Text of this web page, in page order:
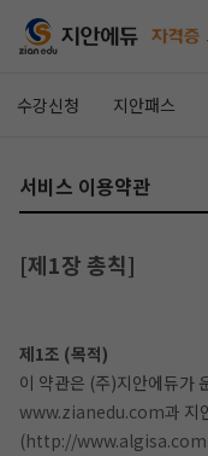
수강신청 지안패스
서비스 이용약관
[제1장 총칙]
제1조 (목적)
이 약관은 (주)지안에듀가
www.zianedu.com과 지
(http://